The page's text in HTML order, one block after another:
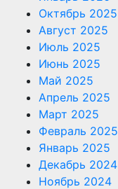
Октябрь 2025
Август 2025
Июль 2025
Июнь 2025
Май 2025
Апрель 2025
Март 2025
Февраль 2025
Январь 2025
Декабрь 2024
Ноябрь 2024